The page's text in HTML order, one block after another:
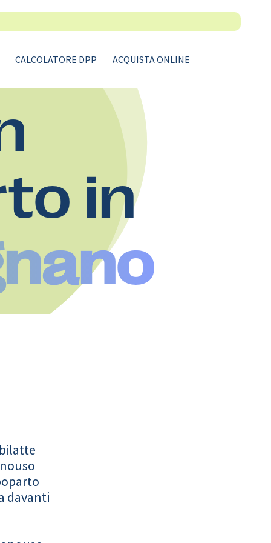
CALCOLATORE DPP ACQUISTA ONLINE
in
davanti